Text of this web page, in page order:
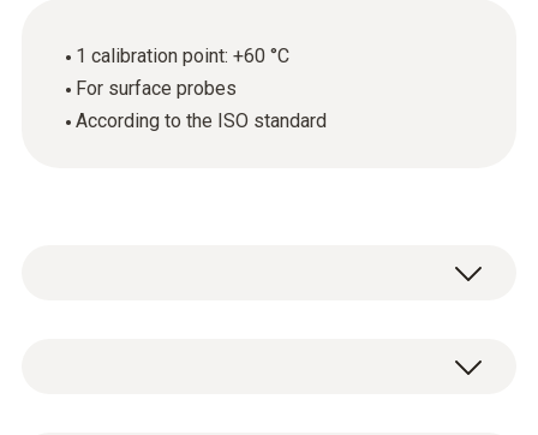
1 calibration point: +60 °C
For surface probes
According to the ISO standard